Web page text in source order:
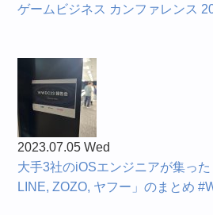
ゲームビジネス カンファレンス
2023.07.05 Wed
大手3社のiOSエンジニアが集っ
LINE, ZOZO, ヤフー」のまとめ